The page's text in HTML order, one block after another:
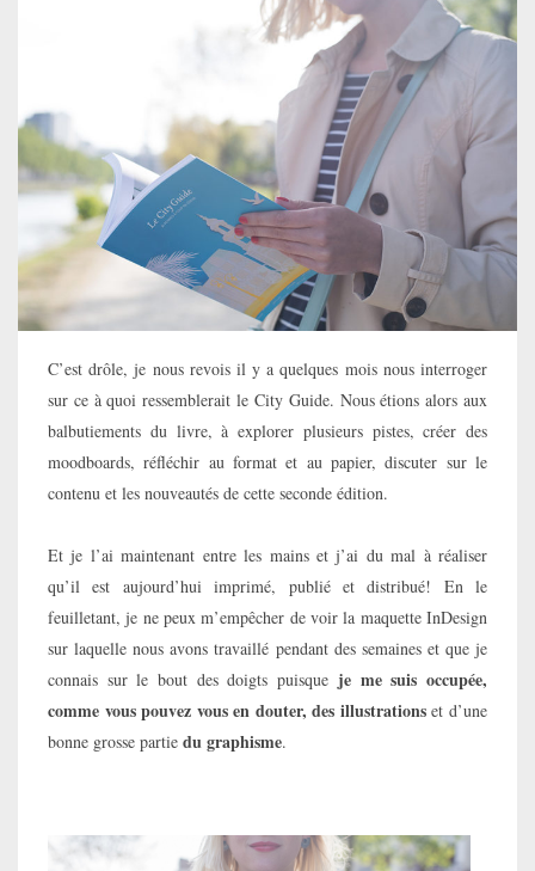
C’est drôle, je nous revois il y a quelques mois nous interroger
sur ce à quoi ressemblerait le City Guide. Nous étions alors aux
balbutiements du livre, à explorer plusieurs pistes, créer des
moodboards, réfléchir au format et au papier, discuter sur le
contenu et les nouveautés de cette seconde édition.
Et je l’ai maintenant entre les mains et j’ai du mal à réaliser
qu’il est aujourd’hui imprimé, publié et distribué! En le
feuilletant, je ne peux m’empêcher de voir la maquette InDesign
sur laquelle nous avons travaillé pendant des semaines et que je
connais sur le bout des doigts puisque je me suis occupée,
comme vous pouvez vous en douter, des illustrationset d’une
bonne grosse partie du graphisme.